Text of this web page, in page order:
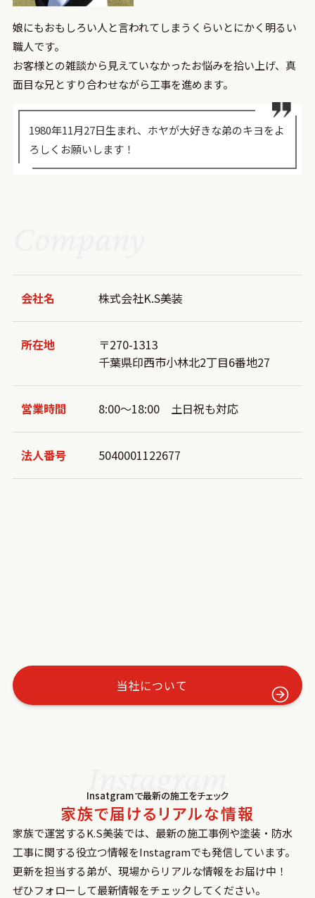
娘にもおもしろい人と言われてしまうくらいとにかく明るい
職人です。
お客様との雑談から見えていなかったお悩みを拾い上げ、真
面目な兄とすり合わせながら工事を進めます。
1980年11月27日生まれ、ホヤが大好きな弟のキヨをよ
ろしくお願いします！
会社名 株式会社K.S美装
所在地
〒270-1313
千葉県印西市小林北2丁目6番地27
営業時間 8:00～18:00 土日祝も対応
法人番号 5040001122677
当社について
Insatgramで最新の施⼯をチェック
家族で届けるリアルな情報
家族で運営するK.S美装では、最新の施⼯事例や塗装‧防⽔
⼯事に関する役⽴つ情報をInstagramでも発信しています。
更新を担当する弟が、現場からリアルな情報をお届け中！
ぜひフォローして最新情報をチェックしてください。